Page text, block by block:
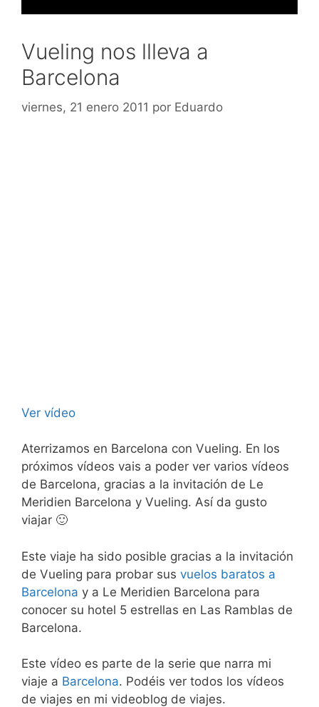
Vueling nos llleva a
Barcelona
viernes, 21 enero 2011 por Eduardo
Ver vídeo
Aterrizamos en Barcelona con Vueling. En los
próximos vídeos vais a poder ver varios vídeos
de Barcelona, gracias a la invitación de Le
Meridien Barcelona y Vueling. Así da gusto
viajar 🙂
Este viaje ha sido posible gracias a la invitación
de Vueling para probar sus vuelos baratos a
Barcelona y a Le Meridien Barcelona para
conocer su hotel 5 estrellas en Las Ramblas de
Barcelona.
Este vídeo es parte de la serie que narra mi
viaje a Barcelona. Podéis ver todos los vídeos
de viajes en mi videoblog de viajes.